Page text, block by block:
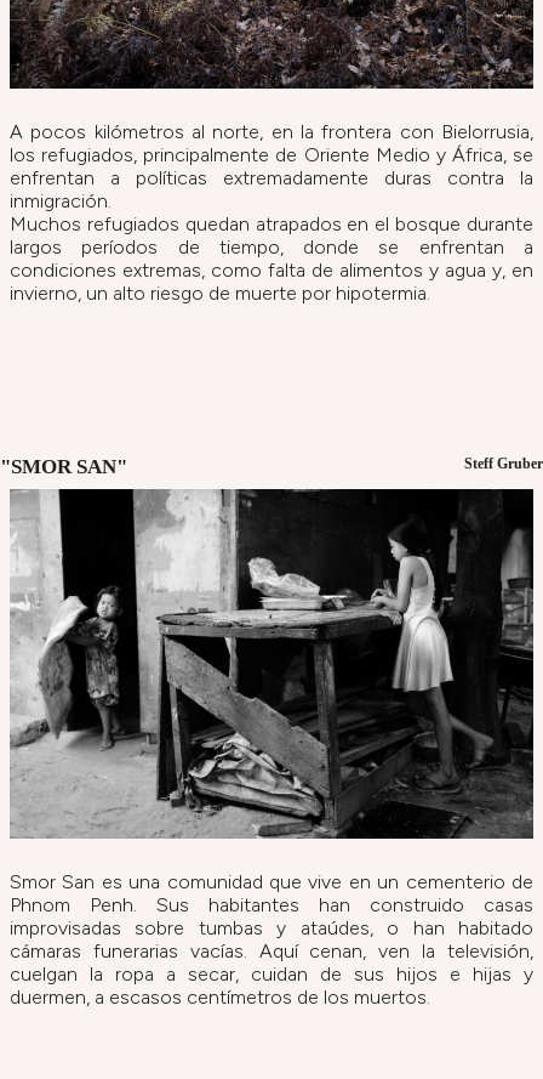
A pocos kilómetros al norte, en la frontera con Bielorrusia,
los refugiados, principalmente de Oriente Medio y África, se
enfrentan a políticas extremadamente duras contra la
inmigración.
Muchos refugiados quedan atrapados en el bosque durante
largos períodos de tiempo, donde se enfrentan a
condiciones extremas, como falta de alimentos y agua y, en
invierno, un alto riesgo de muerte por hipotermia.
"SMOR SAN" Steff Gruber
Smor San es una comunidad que vive en un cementerio de
Phnom Penh. Sus habitantes han construido casas
improvisadas sobre tumbas y ataúdes, o han habitado
cámaras funerarias vacías. Aquí cenan, ven la televisión,
cuelgan la ropa a secar, cuidan de sus hijos e hijas y
duermen, a escasos centímetros de los muertos.